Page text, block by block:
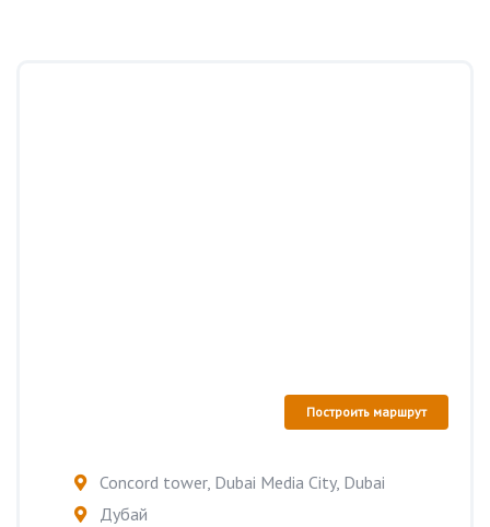
Построить маршрут
Concord tower, Dubai Media City, Dubai
Дубай